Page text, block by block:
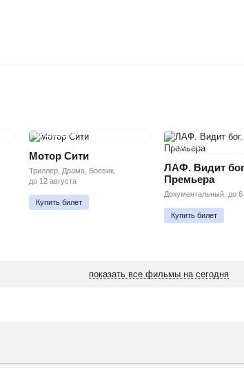
ПРЕМЬЕРА
Мотор Сити
Триллер, Драма, Боевик,
до 12 августа
Купить билет
ПРЕМЬЕРА
ЛАФ. Видит
Премьера
Документальный, до 6
Купить билет
показать все фильмы на сегодня